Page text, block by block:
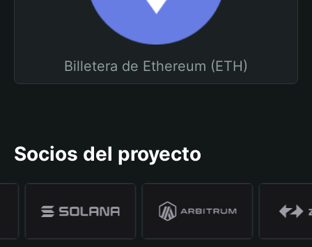
Billetera de Ethereum (ETH)
Socios del proyecto